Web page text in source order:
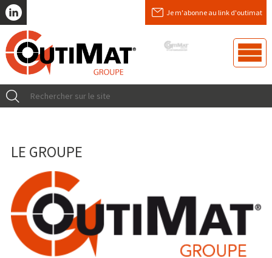
Je m'abonne au link d'outimat
LE GROUPE